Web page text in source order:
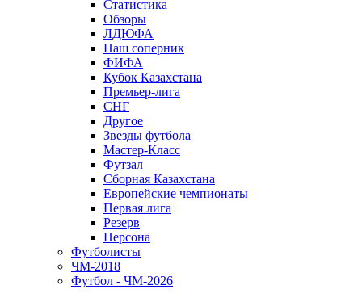
Статистика
Обзоры
ЛДЮФА
Наш соперник
ФИФА
Кубок Казахстана
Премьер-лига
СНГ
Другое
Звезды футбола
Мастер-Класс
Футзал
Сборная Казахстана
Европейские чемпионаты
Первая лига
Резерв
Персона
Футболисты
ЧМ-2018
Футбол - ЧМ-2026